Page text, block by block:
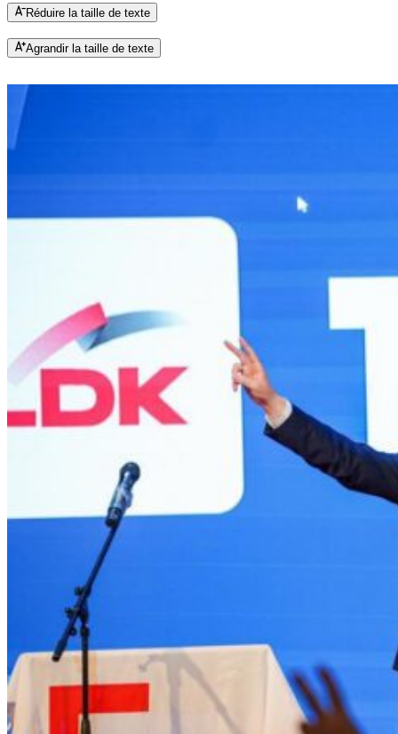
Réduire la taille de texte
Agrandir la taille de texte